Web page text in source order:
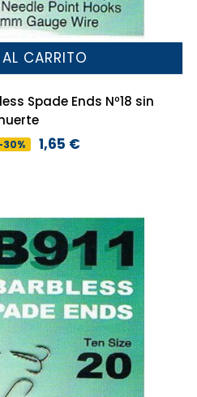
CARRITO
Spade Ends Nº18 sin
Precio
30%
Precio1,65 €